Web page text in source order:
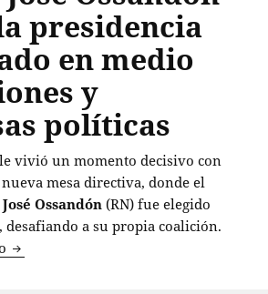
presidencia
en medio
y
políticas
vivió un momento decisivo con
mesa directiva, donde el
Ossandón (RN) fue elegido
desafiando a su propia coalición.
Manuel José Ossandón asume la